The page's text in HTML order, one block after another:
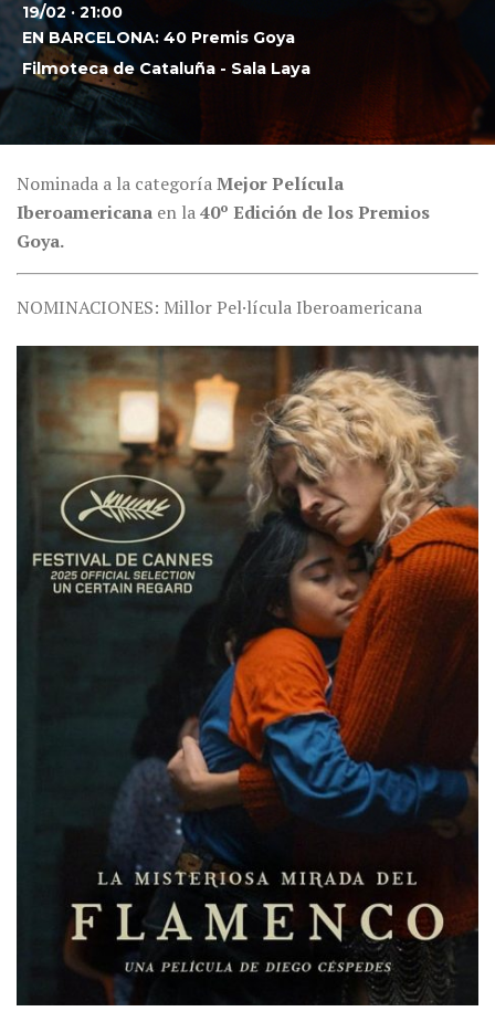
19/02 · 21:00
EN BARCELONA: 40 Premis Goya
Filmoteca de Cataluña - Sala Laya
Nominada a la categoríaMejor Película
Iberoamericana en la40º Edición de los Premios
Goya.
NOMINACIONES: Millor Pel·lícula Iberoamericana